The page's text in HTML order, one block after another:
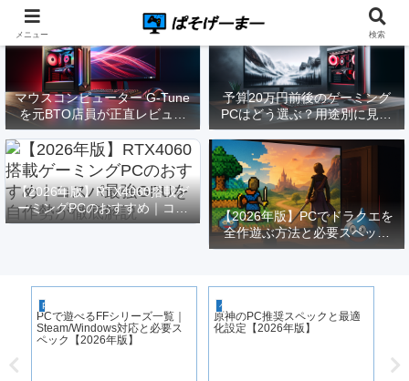
マウスコンピューター G-Tune
を元BTO店員が正直レビュー
｜実際どうなの？
予算20万円前後のゲーミング
PCはどう選ぶ？用途別に見る
構成と注意点【2026年版】
【2026年版】RTX4060搭載ゲ
ーミングPCのおすすめ｜コス
パ最強GPUを自作勢が徹底解
【2026年版】PCでドラクエを
全作遊ぶ方法と必要スペック
｜FF14勢がまとめてみた
PCゲーム
PCで遊べるFFシリーズ一覧｜
Steam/Windows対応と必要ス
ペック【2026年版】
ゲーミングPC
原神のPC推奨スペックと最適
化設定【2026年版】
メニュー 検索